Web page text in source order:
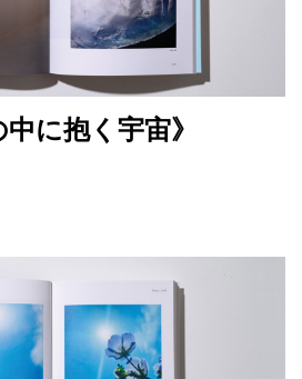
に抱く宇宙》